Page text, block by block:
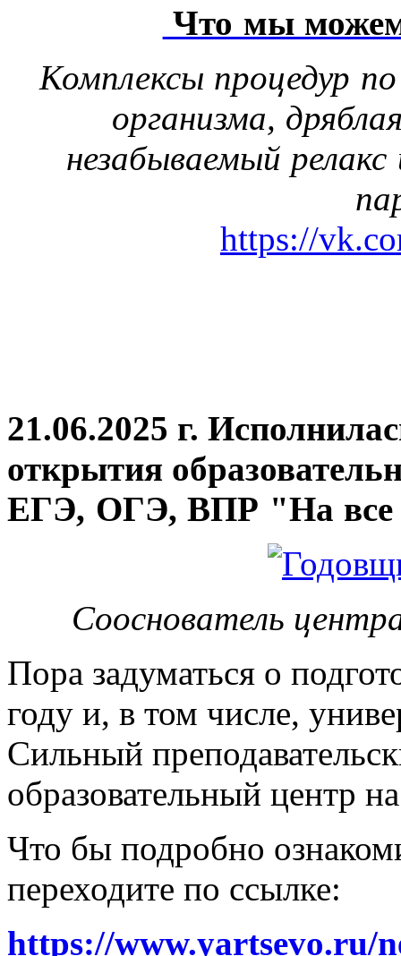
Что мы
Комплексы процедур
организма,
незабываемый
https://
21.06.2025 г.
открытия
ЕГЭ, ОГЭ, ВПР "На все
Сооснователь
Пора задуматься о
году и, в том числе,
Сильный
образовательный центр
Что бы подробно
переходите по ссылке:
https://www.yartsevo.ru/